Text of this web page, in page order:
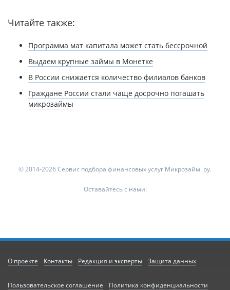
Читайте также:
Программа мат капитала может стать бессрочной
Выдаем крупные займы в Монетке
В России снижается количество филиалов банков
Граждане России стали чаще досрочно погашать
микрозаймы
© 2014-2026 Сервис подбора финансовых услуг Микрозайм. ру.
Оставайтесь с нами:
О проекте Контакты Редакция и эксперты Защита данных
Пользовательское соглашение Политика конфиденциальности